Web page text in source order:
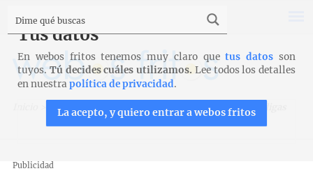
Recetas Carnes y aves Pastel de patata y albóndigas
Publicidad
Tus datos
En webos fritos tenemos muy claro quetus datos son
tuyos. Tú decides cuáles utilizamos. Lee todos los detalles
en nuestrapolítica de privacidad.
La acepto, y quiero entrar a webos fritos